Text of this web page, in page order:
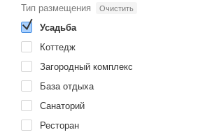
Тип размещения Очистить
Усадьба
Коттедж
Загородный комплекс
База отдыха
Санаторий
Ресторан